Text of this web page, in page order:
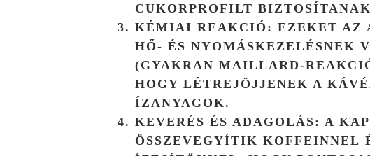
CUKORPROFILT
KÉMIAI REAKCIÓ: EZEKET AZ
HŐ- ÉS NYOMÁSKEZELÉSNEK
(GYAKRAN MAILLARD-
HOGY LÉTREJÖJJENEK A
ÍZANYAGOK.
KEVERÉS ÉS ADAGOLÁS: A
ÖSSZEVEGYÍTIK KOFFEINNEL